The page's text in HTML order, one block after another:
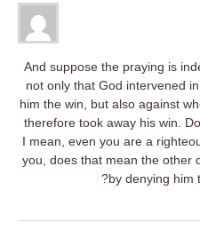
And suppose the praying is
not only that God intervened
him the win, but also against
therefore took away his win.
I mean, even you are a
you, does that mean the other
by denying him